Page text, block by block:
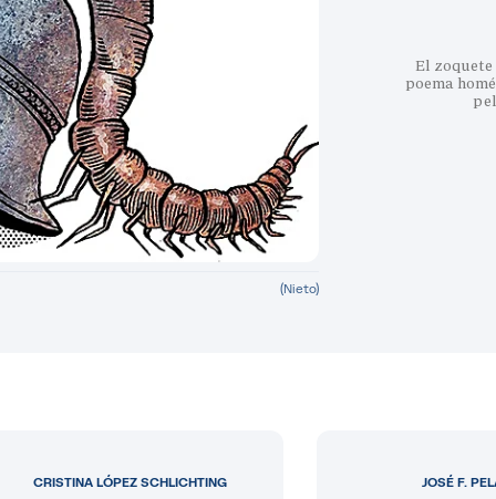
(Nieto)
El
poema
CRISTINA LÓPEZ SCHLICHTING JOSÉ F.